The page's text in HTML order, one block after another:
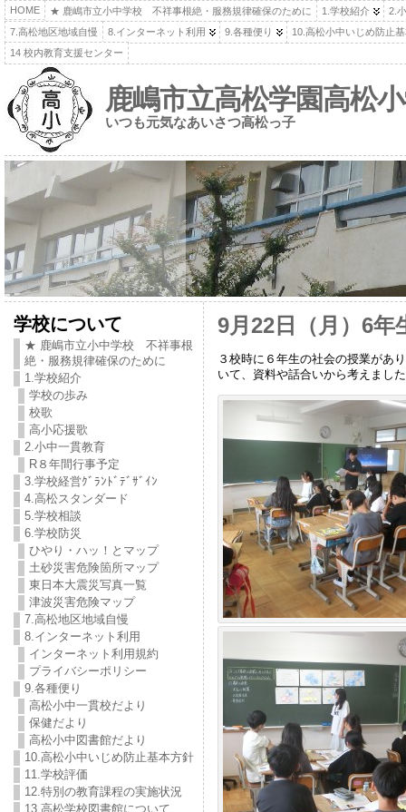
HOME ★ 鹿嶋市立小中学校 不祥事根絶・服務規律確保のために 1.学校紹介
2.
7.高松地区地域自慢
8.インターネット利用 9.各種便り
10.高松小中いじめ防止
14 校内教育支援センター
鹿嶋市立高松学園高松
いつも元気なあいさつ高松っ子
学校について
★ 鹿嶋市立小中学校 不祥事根
絶・服務規律確保のために
1.学校紹介
学校の歩み
校歌
高小応援歌
2.小中一貫教育
R８年間行事予定
3.学校経営ｸﾞﾗﾝﾄﾞﾃﾞｻﾞｲﾝ
4.高松スタンダード
5.学校相談
6.学校防災
ひやり・ハッ！とマップ
土砂災害危険箇所マップ
東日本大震災写真一覧
津波災害危険マップ
7.高松地区地域自慢
8.インターネット利用
インターネット利用規約
プライバシーポリシー
9.各種便り
高松小中一貫校だより
保健だより
高松小中図書館だより
10.高松小中いじめ防止基本方針
11.学校評価
12.特別の教育課程の実施状況
13.高松学校図書館について
9月22日（月）6
３校時に６年生の社会の授業があ
いて、資料や話合いから考えまし